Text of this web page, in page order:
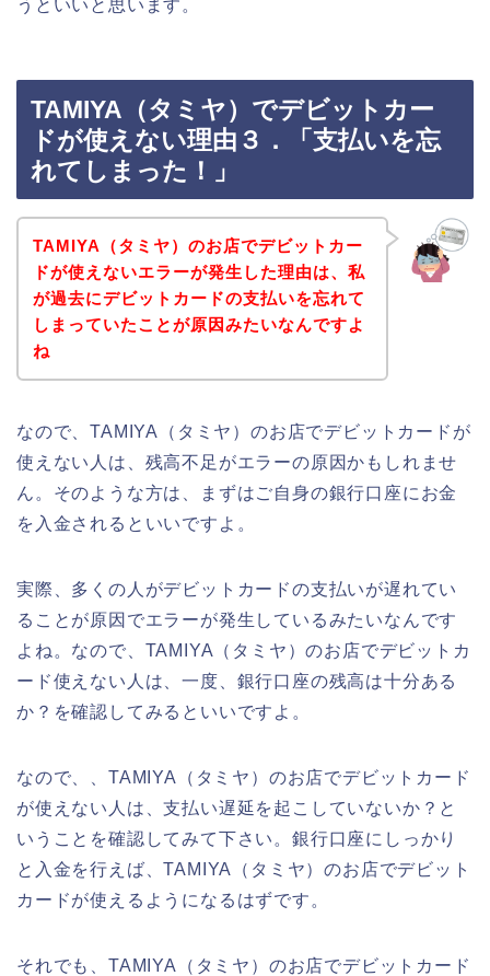
うといいと思います。
TAMIYA（タミヤ）でデビットカー
ドが使えない理由３．「支払いを忘
れてしまった！」
TAMIYA（タミヤ）のお店でデビットカー
ドが使えないエラーが発生した理由は、私
が過去にデビットカードの支払いを忘れて
しまっていたことが原因みたいなんですよ
ね
なので、TAMIYA（タミヤ）のお店でデビットカードが
使えない人は、残高不足がエラーの原因かもしれませ
ん。そのような方は、まずはご自身の銀行口座にお金
を入金されるといいですよ。
実際、多くの人がデビットカードの支払いが遅れてい
ることが原因でエラーが発生しているみたいなんです
よね。なので、TAMIYA（タミヤ）のお店でデビットカ
ード使えない人は、一度、銀行口座の残高は十分ある
か？を確認してみるといいですよ。
なので、、TAMIYA（タミヤ）のお店でデビットカード
が使えない人は、支払い遅延を起こしていないか？と
いうことを確認してみて下さい。銀行口座にしっかり
と入金を行えば、TAMIYA（タミヤ）のお店でデビット
カードが使えるようになるはずです。
それでも、TAMIYA（タミヤ）のお店でデビットカード